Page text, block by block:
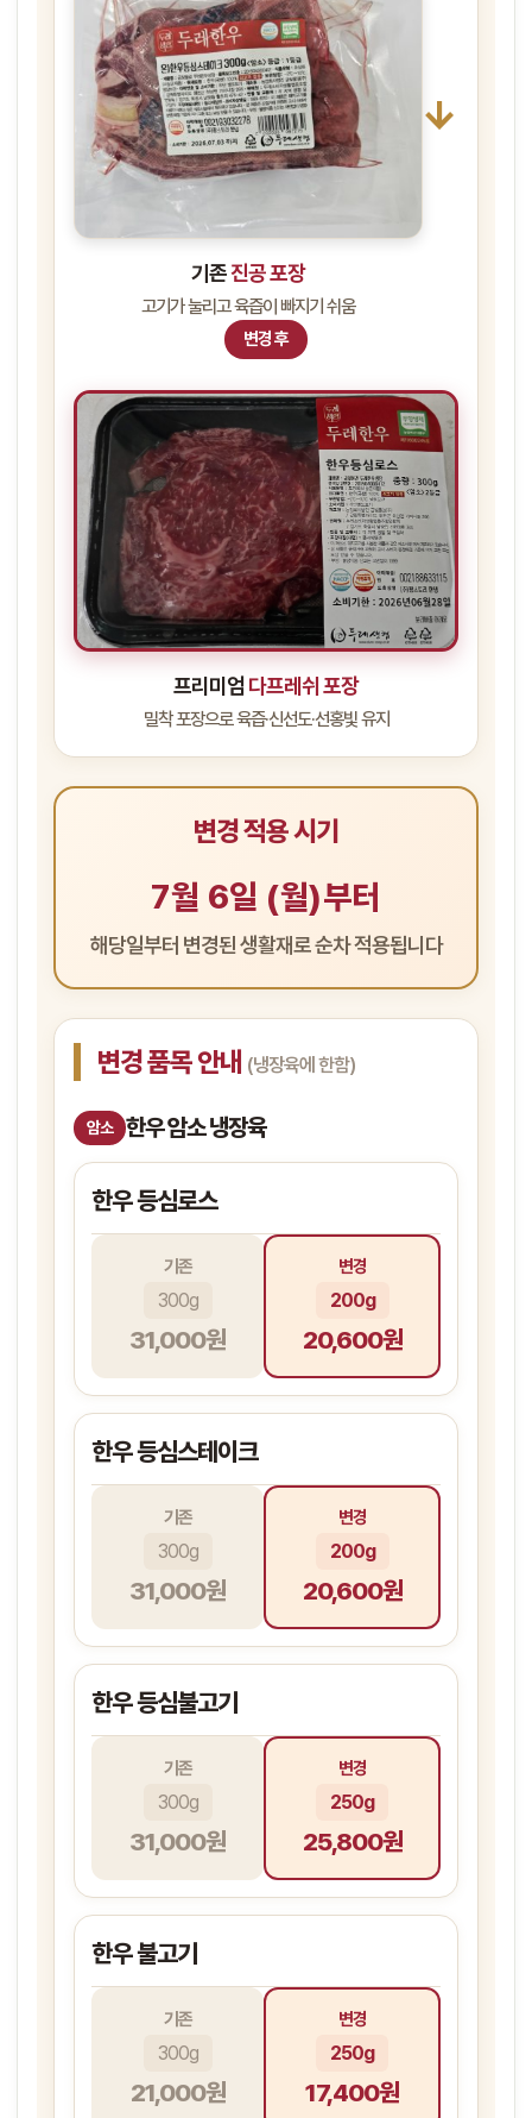
기존진공 포장
고기가 눌리고 육즙이 빠지기 쉬움
→
변경 후
프리미엄 다프레쉬 포장
밀착 포장으로 육즙·신선도·선홍빛 유지
변경 적용 시기
7월 6일 (월)부터
해당일부터 변경된 생활재로 순차 적용됩니다
변경 품목 안내 (냉장육에 한함)
암소 한우 암소 냉장육
한우 등심로스
기존
31,000원
300g
변경
20,600원
200g
한우 등심스테이크
기존
31,000원
300g
변경
20,600원
200g
한우 등심불고기
기존
31,000원
300g
변경
25,800원
250g
한우 불고기
기존
21,000원
300g
변경
17,400원
250g